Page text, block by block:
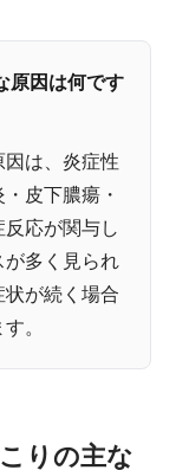
原因は何です
は、炎症性
皮下膿瘍・
応が関与し
が多く見られ
状が続く場合
。
りの主な